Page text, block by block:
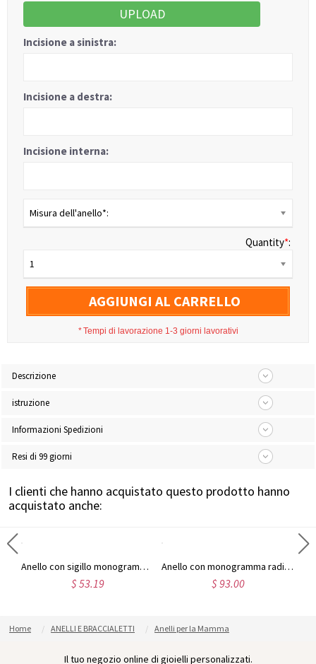
UPLOAD
Incisione a sinistra:
Incisione a destra:
Incisione interna:
Misura dell'anello*:
Quantity*:
1
AGGIUNGI AL CARRELLO
*Tempi di lavorazione 1-3 giorni lavorativi
Descrizione
istruzione
Informazioni Spedizioni
Resi di 99 giorni
I clienti che hanno acquistato questo prodotto hanno
acquistato anche:
Anello con sigillo monogramma circolare in argento sterling
$ 53.19
Anello con monogramma radiante personalizzato in argento sterling
$ 93.00
Home ANELLI E BRACCIALETTI Anelli per la Mamma
Il tuo negozio online di gioielli personalizzati.